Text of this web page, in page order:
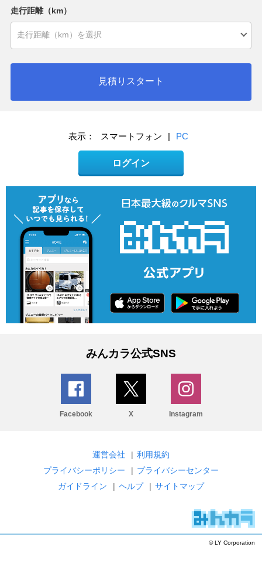
走行距離（km）
見積りスタート
表示： スマートフォン | PC
ログイン
みんカラ公式SNS
Facebook X Instagram
運営会社 | 利用規約
プライバシーポリシー
| プライバシーセンター
ガイドライン
| ヘルプ | サイトマップ
© LY Corporation